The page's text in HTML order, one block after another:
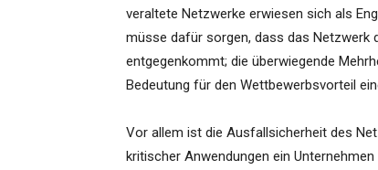
veraltete Netzwerke erwiesen sich als
müsse dafür sorgen, dass das Netzwerk
entgegenkommt; die überwiegende
Bedeutung für den Wettbewerbsvorteil
Vor allem ist die Ausfallsicherheit des
kritischer Anwendungen ein